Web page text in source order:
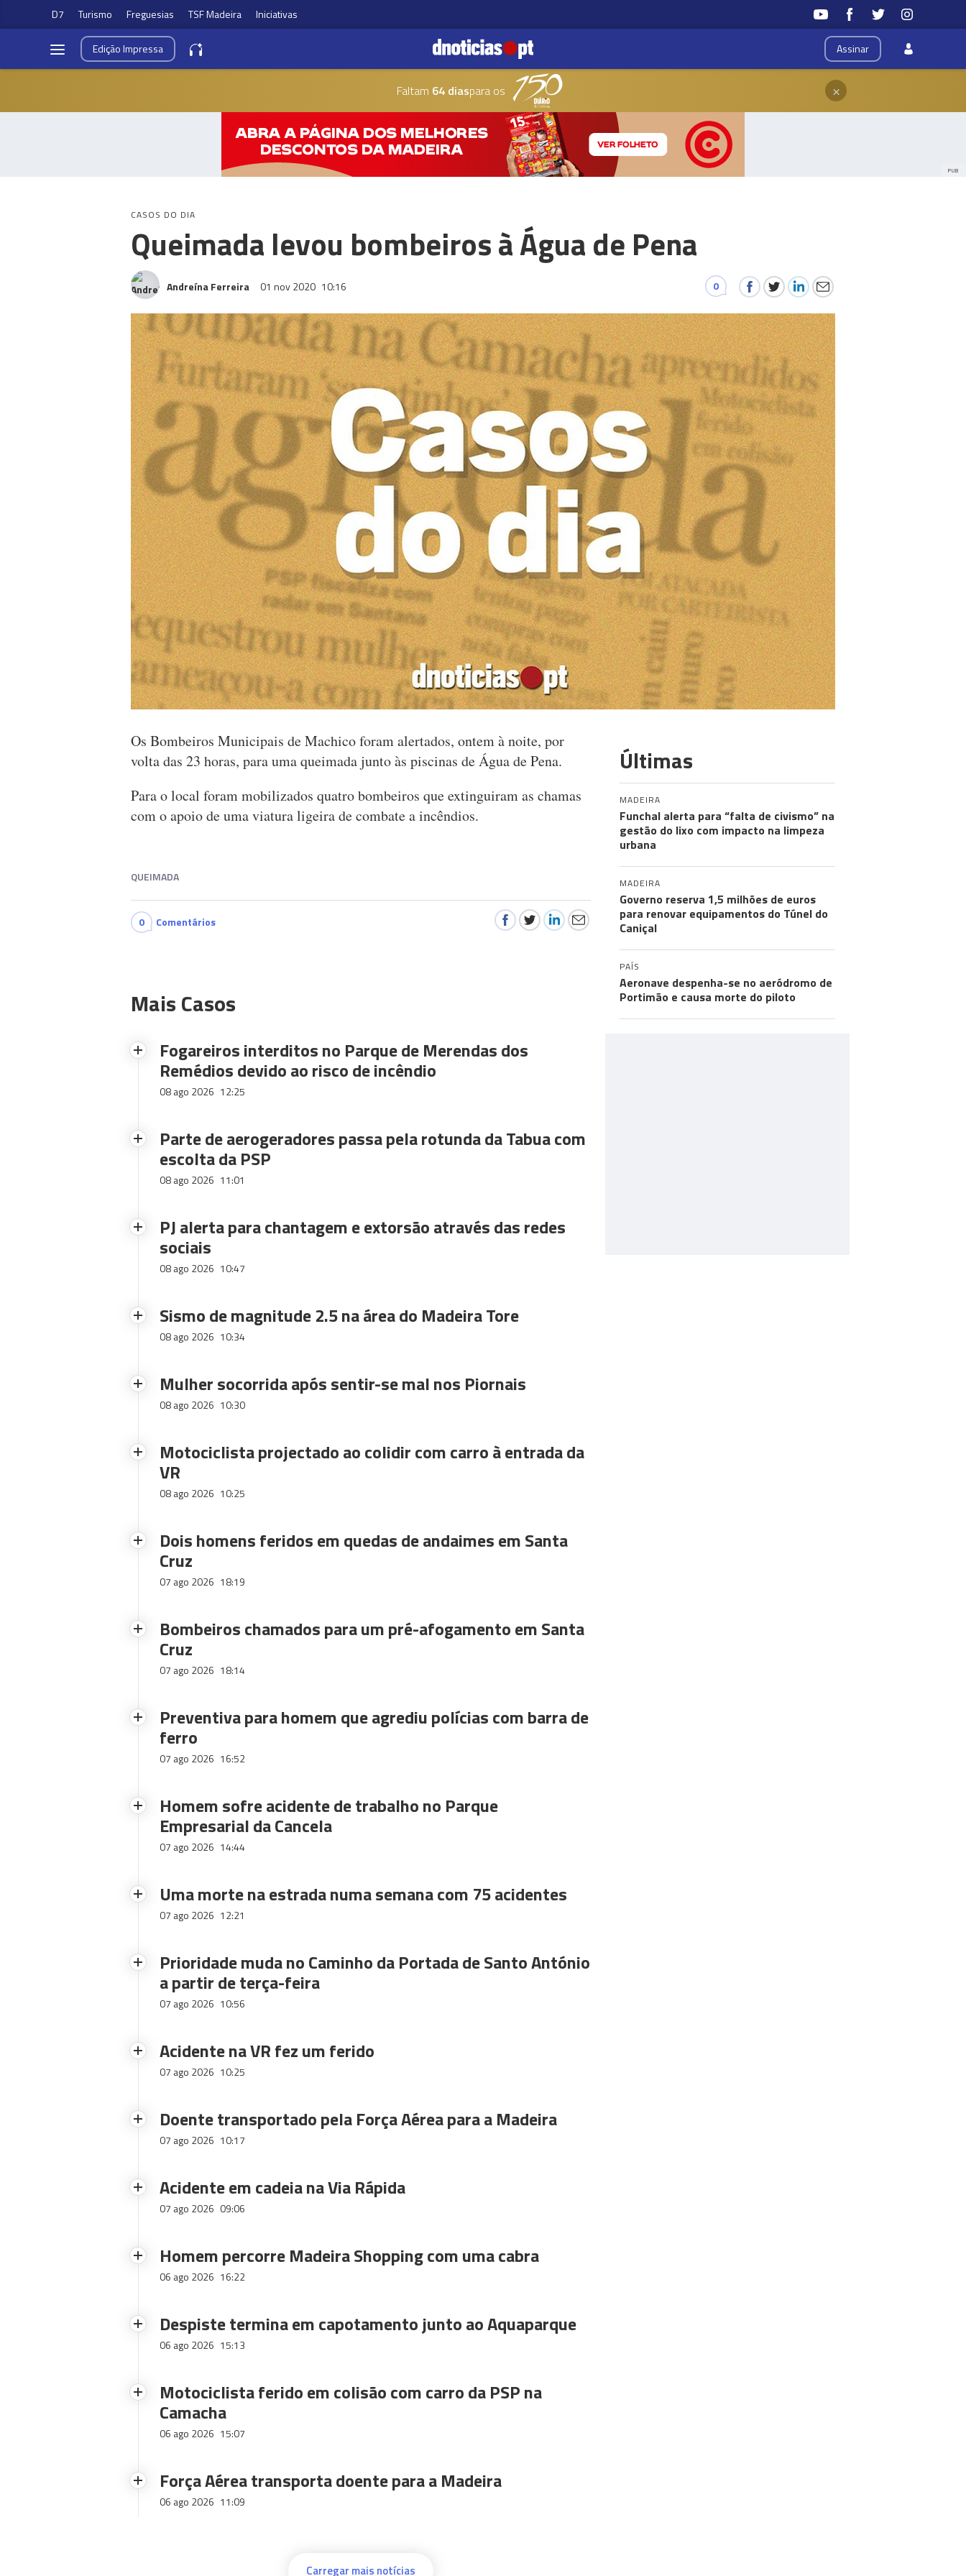
D7 Turismo Freguesias TSF Madeira Iniciativas
Assinar
EdiçãoImpressa
Faltam 64 diaspara os ×
PUB
CASOS DO DIA
Queimada levou bombeiros à Água de Pena
Andreína Ferreira 01 nov 2020 10:16 0
Os Bombeiros Municipais de Machico foram alertados, ontem à noite, por
volta das 23 horas, para uma queimada junto às piscinas de Água de Pena.
Para o local foram mobilizados quatro bombeiros que extinguiram as chamas
com o apoio de uma viatura ligeira de combate a incêndios.
QUEIMADA
0 Comentários
Mais Casos
Fogareiros interditos no Parque de Merendas dos
Remédios devido ao risco de incêndio
08 ago 2026 12:25
Parte de aerogeradores passa pela rotunda da Tabua com
escolta da PSP
08 ago 2026 11:01
PJ alerta para chantagem e extorsão através das redes
sociais
08 ago 2026 10:47
Sismo de magnitude 2.5 na área do Madeira Tore
08 ago 2026 10:34
Mulher socorrida após sentir-se mal nos Piornais
08 ago 2026 10:30
Motociclista projectado ao colidir com carro à entrada da
VR
08 ago 2026 10:25
Dois homens feridos em quedas de andaimes em Santa
Cruz
07 ago 2026 18:19
Bombeiros chamados para um pré-afogamento em Santa
Cruz
07 ago 2026 18:14
Preventiva para homem que agrediu polícias com barra de
ferro
07 ago 2026 16:52
Homem sofre acidente de trabalho no Parque
Empresarial da Cancela
07 ago 2026 14:44
Uma morte na estrada numa semana com 75 acidentes
07 ago 2026 12:21
Prioridade muda no Caminho da Portada de Santo António
a partir de terça-feira
07 ago 2026 10:56
Acidente na VR fez um ferido
07 ago 2026 10:25
Doente transportado pela Força Aérea para a Madeira
07 ago 2026 10:17
Acidente em cadeia na Via Rápida
07 ago 2026 09:06
Homem percorre Madeira Shopping com uma cabra
06 ago 2026 16:22
Despiste termina em capotamento junto ao Aquaparque
06 ago 2026 15:13
Motociclista ferido em colisão com carro da PSP na
Camacha
06 ago 2026 15:07
Força Aérea transporta doente para a Madeira
06 ago 2026 11:09
Carregar mais notícias
Últimas
MADEIRA
Funchal alerta para “falta de civismo” na
gestão do lixo com impacto na limpeza
urbana
MADEIRA
Governo reserva 1,5 milhões de euros
para renovar equipamentos do Túnel do
Caniçal
PAÍS
Aeronave despenha-se no aeródromo de
Portimão e causa morte do piloto